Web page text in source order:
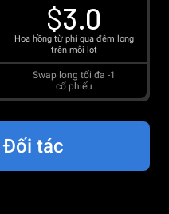
$3.0
Hoa hồng từ phí qua đêm long
trên mỗi lot
Swap long tối đa -1
cổ phiếu
Đối tác